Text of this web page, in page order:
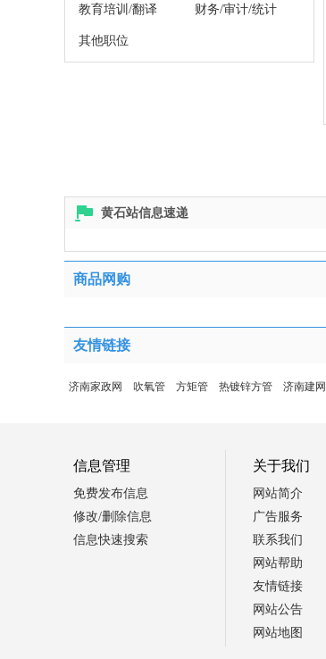
教育培训/翻译 财务/审计/统计
其他职位
黄石站信息速递
商品网购
友情链接
济南家政网 吹氧管 方矩管 热镀锌方管 济南建
信息管理
免费发布信息
修改/删除信息
信息快速搜索
关于我们
网站简介
广告服务
联系我们
网站帮助
友情链接
网站公告
网站地图